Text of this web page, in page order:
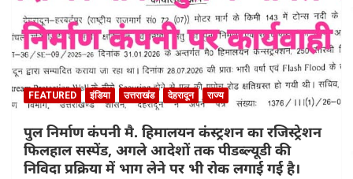
FEATURED इंडिया उत्तराखंड देहरादून राज्य
पुल निर्माण कंपनी मै. हिमालयन कंस्ट्रशन का रजिस्ट्रेशन
फिलहाल सस्पेंड, अगले आदेशों तक पीडब्ल्यूडी की
निविदा प्रक्रिया में भाग लेने पर भी रोक लगाई गई है।